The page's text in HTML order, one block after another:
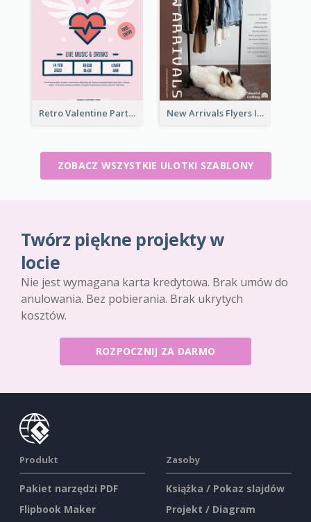
Retro Valentine Party Pink Flyers Design Templates New Arrivals Flyers In In Brown Colour Tone
ZOBACZ WSZYSTKIE ULOTKI SZABLONY
Twórz piękne projekty w
locie
Nie jest wymagana karta kredytowa. Brak umów do
anulowania. Bez pobierania. Brak ukrytych
kosztów.
ROZPOCZNIJ ZA DARMO
Produkt
Pakiet narzędzi PDF
Flipbook Maker
Zasoby
Książka / Pokaz slajdów
Projekt / Diagram